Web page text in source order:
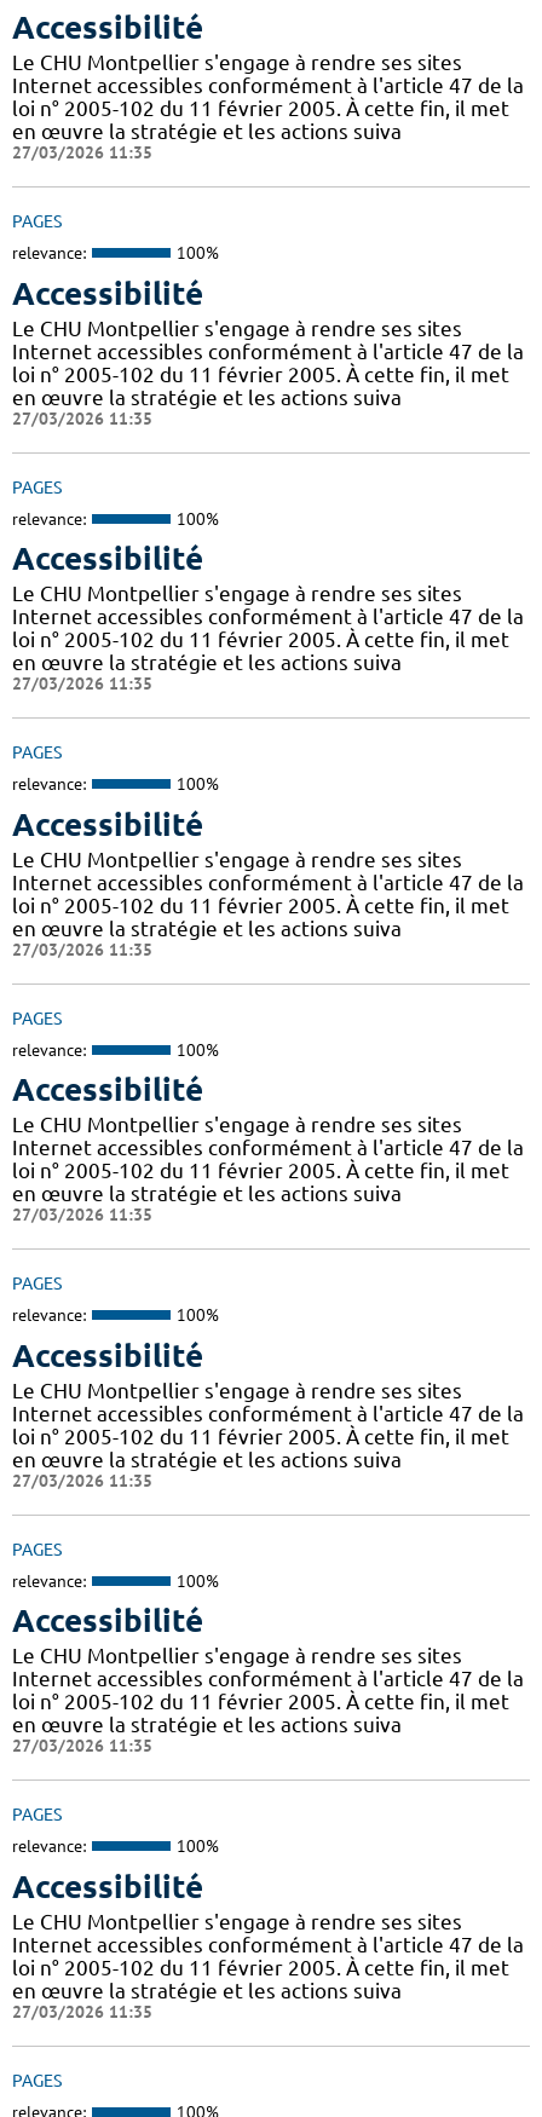
Accessibilité
Le CHU Montpellier s'engage à rendre ses sites
Internet accessibles conformément à l'article 47 de la
loi n° 2005-102 du 11 février 2005. À cette fin, il met
en œuvre la stratégie et les actions suiva
27/03/2026 11:35
PAGES
relevance: 100%
Accessibilité
Le CHU Montpellier s'engage à rendre ses sites
Internet accessibles conformément à l'article 47 de la
loi n° 2005-102 du 11 février 2005. À cette fin, il met
en œuvre la stratégie et les actions suiva
27/03/2026 11:35
PAGES
relevance: 100%
Accessibilité
Le CHU Montpellier s'engage à rendre ses sites
Internet accessibles conformément à l'article 47 de la
loi n° 2005-102 du 11 février 2005. À cette fin, il met
en œuvre la stratégie et les actions suiva
27/03/2026 11:35
PAGES
relevance: 100%
Accessibilité
Le CHU Montpellier s'engage à rendre ses sites
Internet accessibles conformément à l'article 47 de la
loi n° 2005-102 du 11 février 2005. À cette fin, il met
en œuvre la stratégie et les actions suiva
27/03/2026 11:35
PAGES
relevance: 100%
Accessibilité
Le CHU Montpellier s'engage à rendre ses sites
Internet accessibles conformément à l'article 47 de la
loi n° 2005-102 du 11 février 2005. À cette fin, il met
en œuvre la stratégie et les actions suiva
27/03/2026 11:35
PAGES
relevance: 100%
Accessibilité
Le CHU Montpellier s'engage à rendre ses sites
Internet accessibles conformément à l'article 47 de la
loi n° 2005-102 du 11 février 2005. À cette fin, il met
en œuvre la stratégie et les actions suiva
27/03/2026 11:35
PAGES
relevance: 100%
Accessibilité
Le CHU Montpellier s'engage à rendre ses sites
Internet accessibles conformément à l'article 47 de la
loi n° 2005-102 du 11 février 2005. À cette fin, il met
en œuvre la stratégie et les actions suiva
27/03/2026 11:35
PAGES
relevance: 100%
Accessibilité
Le CHU Montpellier s'engage à rendre ses sites
Internet accessibles conformément à l'article 47 de la
loi n° 2005-102 du 11 février 2005. À cette fin, il met
en œuvre la stratégie et les actions suiva
27/03/2026 11:35
PAGES
relevance: 100%